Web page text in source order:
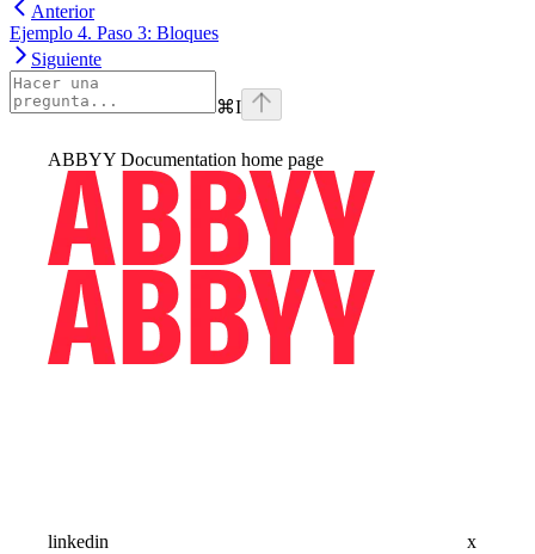
Anterior
Ejemplo 4. Paso 3: Bloques
Siguiente
⌘I
ABBYY Documentation home page
linkedin x